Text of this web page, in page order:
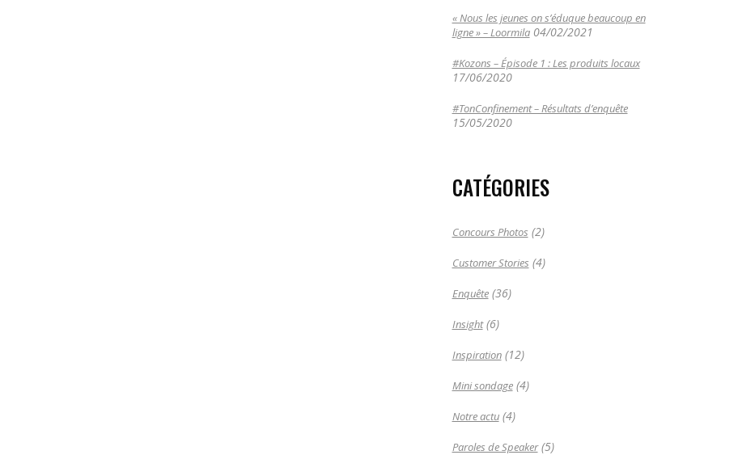
« Nous les jeunes on s’éduque beaucoup en
ligne » – Loormila 04/02/2021
#Kozons – Épisode 1 : Les produits locaux
17/06/2020
#TonConfinement – Résultats d’enquête
15/05/2020
CATÉGORIES
Concours Photos (2)
Customer Stories (4)
Enquête(36)
Insight(6)
Inspiration(12)
Mini sondage(4)
Notre actu(4)
Paroles de Speaker(5)